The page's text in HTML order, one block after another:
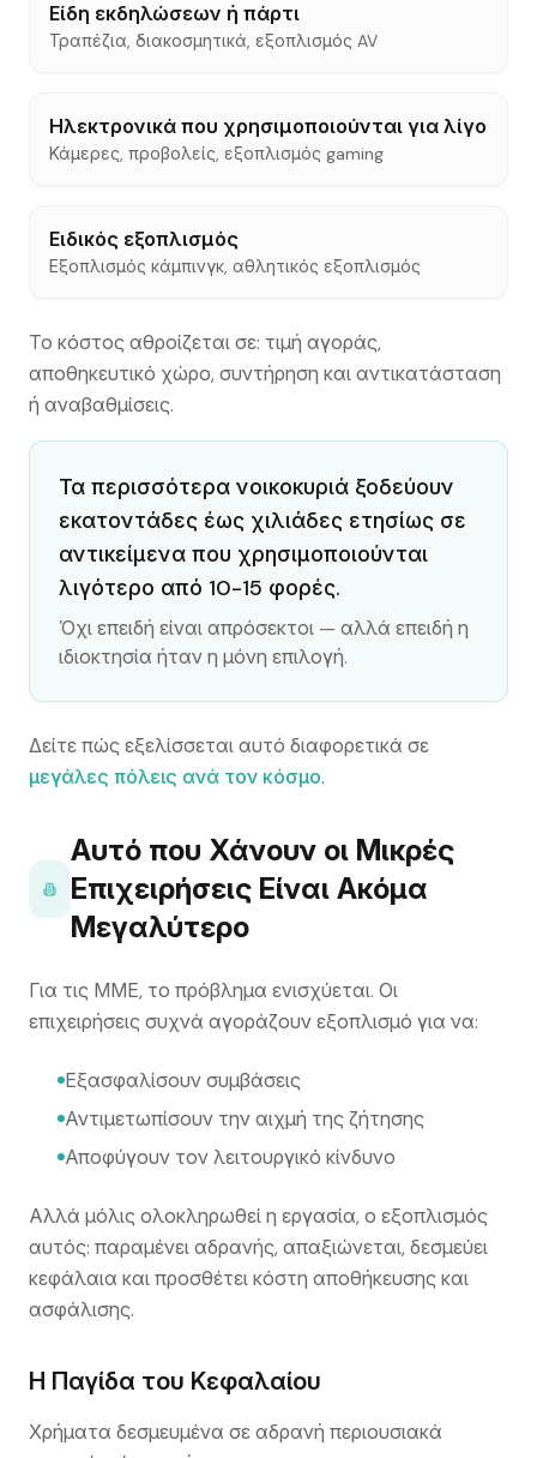
Είδη εκδηλώσεων ή πάρτι
Τραπέζια, διακοσμητικά, εξοπλισμός AV
Ηλεκτρονικά που χρησιμοποιούνται για λίγο
Κάμερες, προβολείς, εξοπλισμός gaming
Ειδικός εξοπλισμός
Εξοπλισμός κάμπινγκ, αθλητικός εξοπλισμός
Το κόστος αθροίζεται σε: τιμή αγοράς,
αποθηκευτικό χώρο, συντήρηση και αντικατάσταση
ή αναβαθμίσεις.
Τα περισσότερα νοικοκυριά ξοδεύουν
εκατοντάδες έως χιλιάδες ετησίως σε
αντικείμενα που χρησιμοποιούνται
λιγότερο από 10-15 φορές.
Όχι επειδή είναι απρόσεκτοι — αλλά επειδή η
ιδιοκτησία ήταν η μόνη επιλογή.
Δείτε πώς εξελίσσεται αυτό διαφορετικά σε
μεγάλες πόλεις ανά τον κόσμο.
Αυτό που Χάνουν οι Μικρές
Επιχειρήσεις Είναι Ακόμα
Μεγαλύτερο
Για τις ΜΜΕ, το πρόβλημα ενισχύεται. Οι
επιχειρήσεις συχνά αγοράζουν εξοπλισμό για να:
Εξασφαλίσουν συμβάσεις
Αντιμετωπίσουν την αιχμή της ζήτησης
Αποφύγουν τον λειτουργικό κίνδυνο
Αλλά μόλις ολοκληρωθεί η εργασία, ο εξοπλισμός
αυτός: παραμένει αδρανής, απαξιώνεται, δεσμεύει
κεφάλαια και προσθέτει κόστη αποθήκευσης και
ασφάλισης.
Η Παγίδα του Κεφαλαίου
Χρήματα δεσμευμένα σε αδρανή περιουσιακά